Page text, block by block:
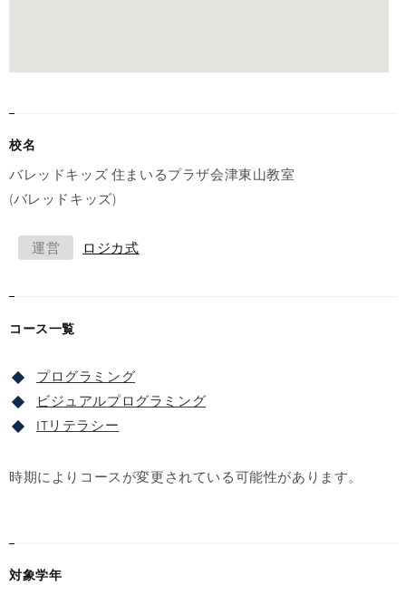
校名
バレッドキッズ 住まいるプラザ会津東山教室
(バレッドキッズ)
運営 ロジカ式
コース一覧
プログラミング
ビジュアルプログラミング
ITリテラシー
時期によりコースが変更されている可能性があります。
対象学年